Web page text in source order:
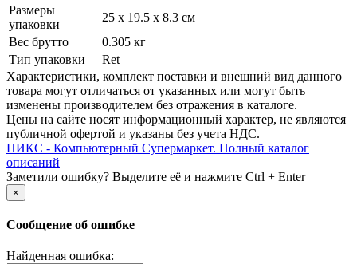
Размеры
упаковки
25 x 19.5 x 8.3 см
Вес брутто
0.305 кг
Тип упаковки
Ret
Xарактеристики, комплект поставки и внешний вид данного
товара могут отличаться от указанных или могут быть
изменены производителем без отражения в каталоге.
Цены на сайте носят информационный характер, не являются
публичной офертой и указаны без учета НДС.
НИКС - Компьютерный Cупермаркет. Полный каталог
описаний
Заметили ошибку? Выделите её и нажмите Ctrl + Enter
×
Сообщение об ошибке
Найденная ошибка: